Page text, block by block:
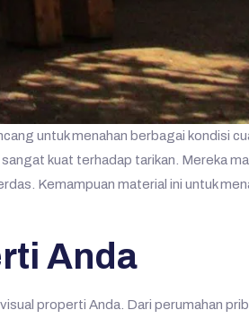
untuk menahan berbagai kondisi
kuat terhadap tarikan. Mereka
Kemampuan material ini untuk
Anda
properti Anda. Dari perumahan